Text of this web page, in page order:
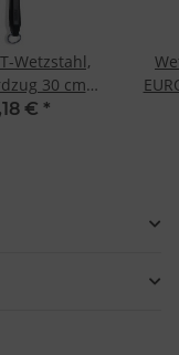
Wetzstahl,
30 cm
von F. Dick
€ *